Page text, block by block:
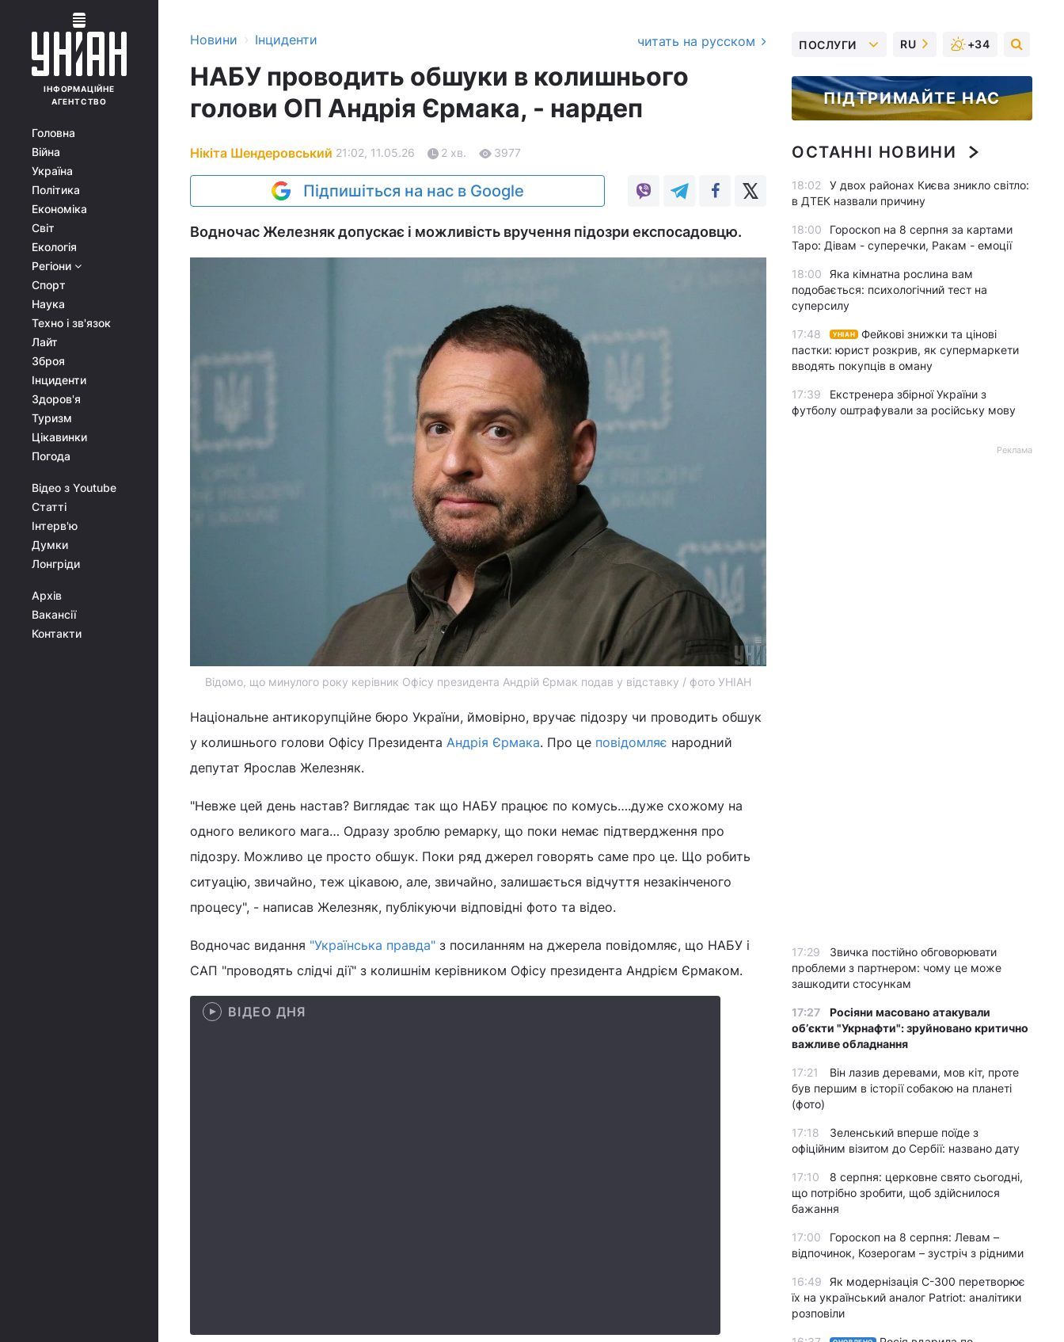
ІНФОРМАЦІЙНЕ
АГЕНТСТВО
Головна
Війна
Україна
Політика
Економіка
Світ
Екологія
Регіони
Спорт
Наука
Техно і зв'язок
Лайт
Зброя
Інциденти
Здоров'я
Туризм
Цікавинки
Погода
Відео з Youtube
Статті
Інтерв'ю
Думки
Лонгріди
Архів
Вакансії
Контакти
Новини › Інциденти читать на русском
НАБУ проводить обшуки в колишнього
голови ОП Андрія Єрмака, - нардеп
Нікіта Шендеровський 21:02, 11.05.26 2 хв. 3977
Підпишіться на нас в Google
Водночас Железняк допускає і можливість вручення підозри експосадовцю.
Відомо, що минулого року керівник Офісу президента Андрій Єрмак подав у відставку / фото УНІАН
Національне антикорупційне бюро України, ймовірно, вручає підозру чи проводить обшук
у колишнього голови Офісу Президента Андрія Єрмака. Про це повідомляє народний
депутат Ярослав Железняк.
"Невже цей день настав? Виглядає так що НАБУ працює по комусь….дуже схожому на
одного великого мага… Одразу зроблю ремарку, що поки немає підтвердження про
підозру. Можливо це просто обшук. Поки ряд джерел говорять саме про це. Що робить
ситуацію, звичайно, теж цікавою, але, звичайно, залишається відчуття незакінченого
процесу", - написав Железняк, публікуючи відповідні фото та відео.
Водночас видання "Українська правда" з посиланням на джерела повідомляє, що НАБУ і
САП "проводять слідчі дії" з колишнім керівником Офісу президента Андрієм Єрмаком.
ВІДЕО ДНЯ
ПОСЛУГИ RU +34
ПІДТРИМАЙТЕ НАС
ОСТАННІ НОВИНИ
18:02
У двох районах Києва зникло світло:
в ДТЕК назвали причину
18:00
Гороскоп на 8 серпня за картами
Таро: Дівам - суперечки, Ракам - емоції
18:00
Яка кімнатна рослина вам
подобається: психологічний тест на
суперсилу
17:48 УНІАН
Фейкові знижки та цінові
пастки: юрист розкрив, як супермаркети
вводять покупців в оману
17:39
Екстренера збірної України з
футболу оштрафували за російську мову
Реклама
17:29
Звичка постійно обговорювати
проблеми з партнером: чому це може
зашкодити стосункам
17:27
Росіяни масовано атакували
обʼєкти "Укрнафти": зруйновано критично
важливе обладнання
17:21
Він лазив деревами, мов кіт, проте
був першим в історії собакою на планеті
(фото)
17:18
Зеленський вперше поїде з
офіційним візитом до Сербії: названо дату
17:10
8 серпня: церковне свято сьогодні,
що потрібно зробити, щоб здійснилося
бажання
17:00
Гороскоп на 8 серпня: Левам –
відпочинок, Козерогам – зустріч з рідними
16:49
Як модернізація С-300 перетворює
їх на український аналог Patriot: аналітики
розповіли